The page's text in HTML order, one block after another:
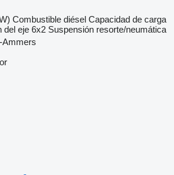
Combustible diésel Capacidad de carga
del eje 6x2 Suspensión resorte/neumática
Ammers